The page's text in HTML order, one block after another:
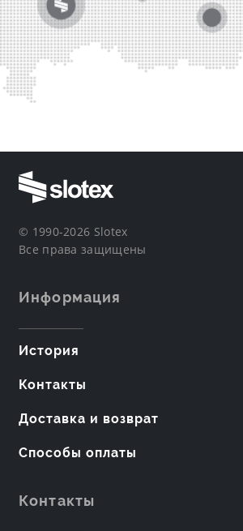
© 1990-2026 Slotex
Все права защищены
Информация
История
Контакты
Доставка и возврат
Способы оплаты
Контакты